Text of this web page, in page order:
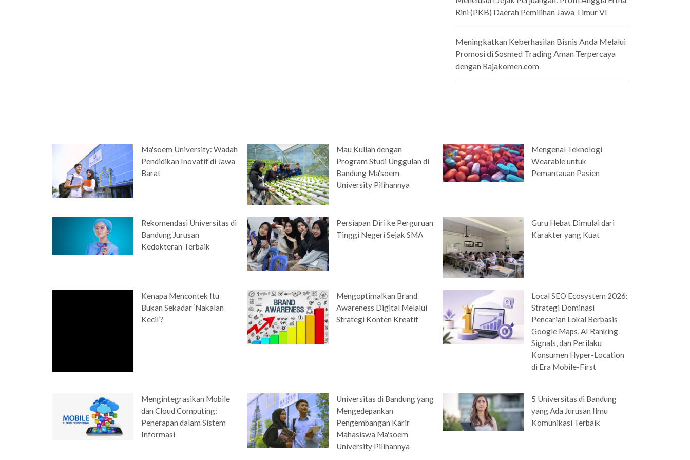
Rini (PKB) Daerah Pemilihan Jawa Timur VI
Meningkatkan Keberhasilan Bisnis Anda Melalui
Promosi di Sosmed Trading Aman Terpercaya
dengan Rajakomen.com
Ma'soem University: Wadah
Pendidikan Inovatif di Jawa
Barat
Mau Kuliah dengan
Program Studi Unggulan di
Bandung Ma'soem
University Pilihannya
Mengenal Teknologi
Wearable untuk
Pemantauan Pasien
Rekomendasi Universitas di
Bandung Jurusan
Kedokteran Terbaik
Persiapan Diri ke Perguruan
Tinggi Negeri Sejak SMA
Guru Hebat Dimulai dari
Karakter yang Kuat
Kenapa Mencontek Itu
Bukan Sekadar ‘Nakalan
Kecil’?
Mengoptimalkan Brand
Awareness Digital Melalui
Strategi Konten Kreatif
Local SEO Ecosystem 2026:
Strategi Dominasi
Pencarian Lokal Berbasis
Google Maps, AI Ranking
Signals, dan Perilaku
Konsumen Hyper-Location
di Era Mobile-First
Mengintegrasikan Mobile
dan Cloud Computing:
Penerapan dalam Sistem
Informasi
Universitas di Bandung yang
Mengedepankan
Pengembangan Karir
Mahasiswa Ma'soem
University Pilihannya
5 Universitas di Bandung
yang Ada Jurusan Ilmu
Komunikasi Terbaik